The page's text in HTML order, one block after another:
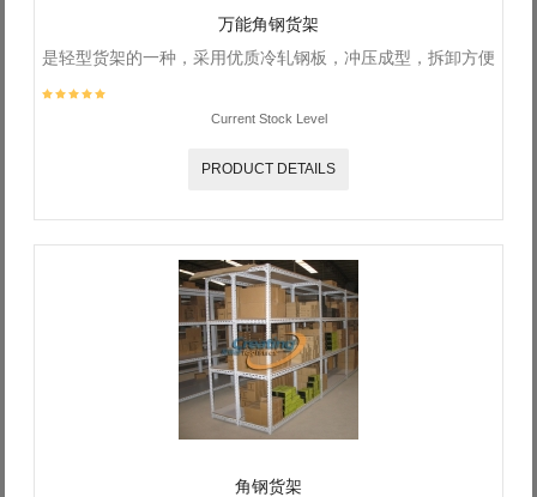
万能角钢货架
是轻型货架的一种，采用优质冷轧钢板，冲压成型，拆卸方便
Current Stock Level
PRODUCT DETAILS
角钢货架